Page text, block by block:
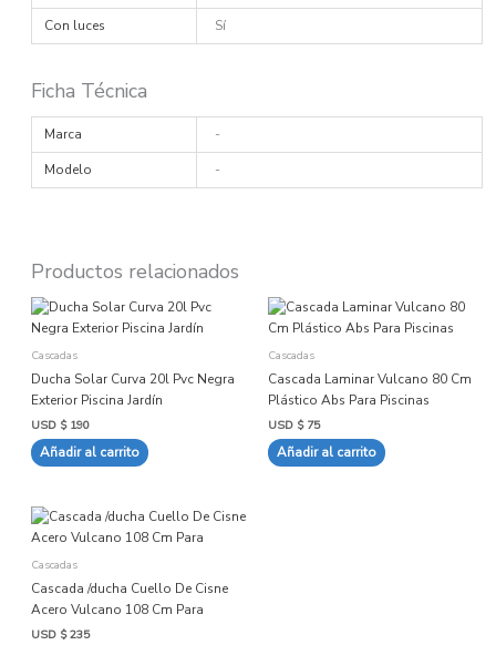
Con luces
Sí
Ficha Técnica
Marca
-
Modelo
-
Productos relacionados
Cascadas
Ducha Solar Curva 20l Pvc Negra
Exterior Piscina Jardín
USD $190
Añadir al carrito
Cascadas
Cascada Laminar Vulcano 80 Cm
Plástico Abs Para Piscinas
USD $75
Añadir al carrito
Cascadas
Cascada /ducha Cuello De Cisne
Acero Vulcano 108 Cm Para
USD $235